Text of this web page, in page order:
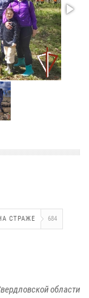
СТРАЖЕ 684
области